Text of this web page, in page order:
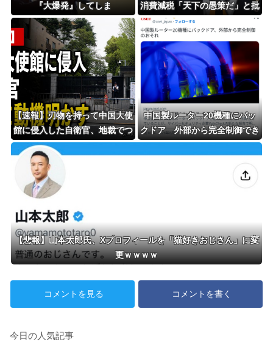
『大爆発』してしま
う！！！！！！
消費減税「天下の愚策だ」と批
【速報】刃物を持って中国大使
館に侵入した自衛官、地裁でつ
いに動機明かす
中国製ルーター20機種にバッ
クドア 外部から完全制御でき
る機能が仕込まれていた
【悲報】山本太郎氏、Xプロフィールを「猫好きおじさん」に変
更ｗｗｗｗ
コメントを見る コメントを書く
今日の人気記事